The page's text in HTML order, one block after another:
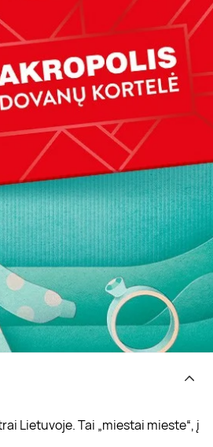
Lietuvoje. Tai „miestai mieste“, į